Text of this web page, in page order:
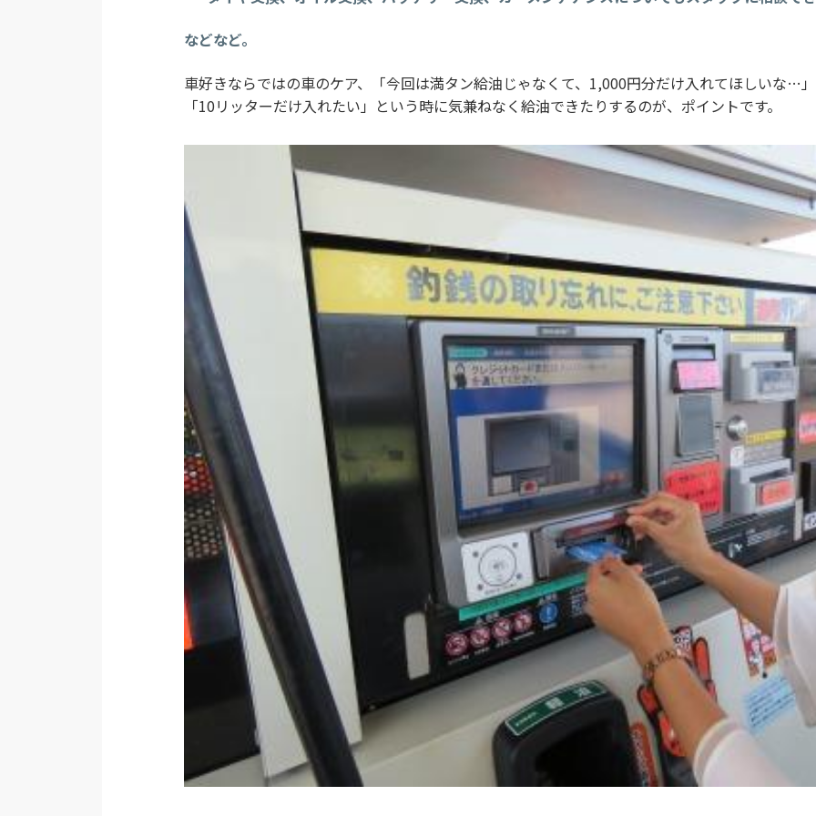
などなど。
車好きならではの車のケア、「今回は満タン給油じゃなくて、1,000円分だけ入れてほしいな…
「10リッターだけ入れたい」という時に気兼ねなく給油できたりするのが、ポイントです。